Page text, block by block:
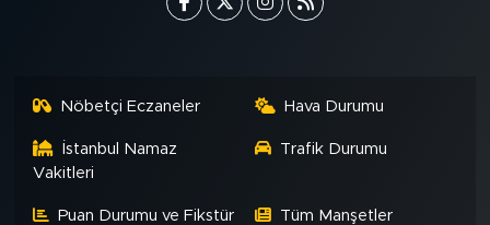
Nöbetçi Eczaneler Hava Durumu
İstanbul Namaz
Vakitleri
Trafik Durumu
Puan Durumu ve Fikstür Tüm Manşetler